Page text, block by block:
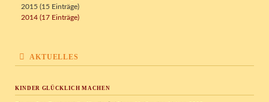
2015 (15 Einträge)
2014 (17 Einträge)
AKTUELLES
KINDER GLÜCKLICH MACHEN